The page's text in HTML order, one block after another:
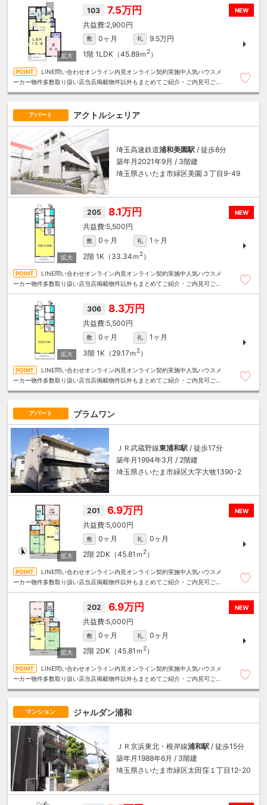
NEW
103 7.5万円
2,900円
敷 0ヶ月 礼
9.5万円
1階 1LDK（45.89ｍ 2）
LINE問い合わせオンライン内見オンライン契約実施中人気ハウスメ
ーカー物件多数取り扱い店当店掲載物件以外もまとめてご紹介・ご内見可ご予
アパート アクトルシェリア
埼玉高速鉄道浦和美園駅 / 徒歩8分
築年月2021年9月 / 3階建
埼玉県さいたま市緑区美園３丁目9-49
NEW
205 8.1万円
5,500円
敷 0ヶ月 礼
1ヶ月
2階 1K（33.34ｍ 2）
LINE問い合わせオンライン内見オンライン契約実施中人気ハウスメ
ーカー物件多数取り扱い店当店掲載物件以外もまとめてご紹介・ご内見可ご予
306 8.3万円
5,500円
敷 0ヶ月 礼
1ヶ月
3階 1K（29.17ｍ 2）
LINE問い合わせオンライン内見オンライン契約実施中人気ハウスメ
ーカー物件多数取り扱い店当店掲載物件以外もまとめてご紹介・ご内見可ご予
アパート プラムワン
ＪＲ武蔵野線東浦和駅 / 徒歩17分
築年月1994年3月 / 2階建
埼玉県さいたま市緑区大字大牧1390-2
NEW
201 6.9万円
5,000円
敷 0ヶ月 礼
0ヶ月
2階 2DK（45.81ｍ2）
LINE問い合わせオンライン内見オンライン契約実施中人気ハウスメ
ーカー物件多数取り扱い店当店掲載物件以外もまとめてご紹介・ご内見可ご予
NEW
202 6.9万円
5,000円
敷 0ヶ月 礼
0ヶ月
2階 2DK（45.81ｍ2）
LINE問い合わせオンライン内見オンライン契約実施中人気ハウスメ
ーカー物件多数取り扱い店当店掲載物件以外もまとめてご紹介・ご内見可ご予
マンション ジャルダン浦和
ＪＲ京浜東北・根岸線浦和駅 / 徒歩15分
築年月1988年6月 / 3階建
埼玉県さいたま市緑区太田窪１丁目12-20